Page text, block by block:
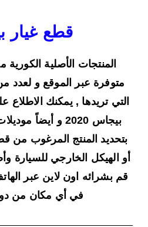
قطع غيار
المنتجات الأصلية
متوفرة عبر الموقع و لعدد
التي تريدها , يمكنك الاطلاع
بتحديد المنتج المرغوب من
أو الهيكل الخارجي للسيارة
قم بشرائه اون لاين عبر
في أي مكان من